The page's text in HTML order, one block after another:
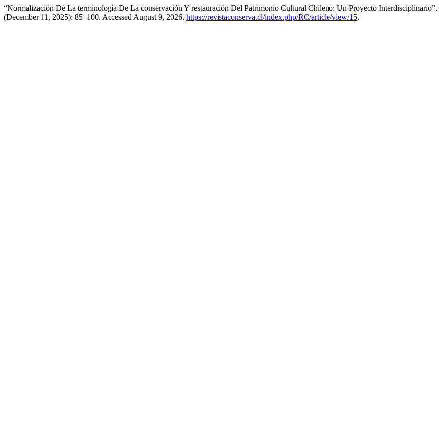
“Normalización De La terminología De La conservación Y restauración Del Patrimonio Cultural Chileno: Un Proyecto Interdisciplinario”.
(December 11, 2025): 85–100. Accessed August 9, 2026. https://revistaconserva.cl/index.php/RC/article/view/15.